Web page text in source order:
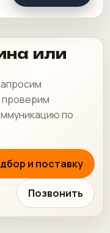
или
по
и поставку
Позвонить